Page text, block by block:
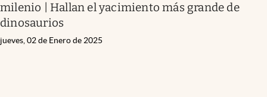
milenio | Hallan el yacimiento más grande de
dinosaurios
jueves, 02 de Enero de 2025